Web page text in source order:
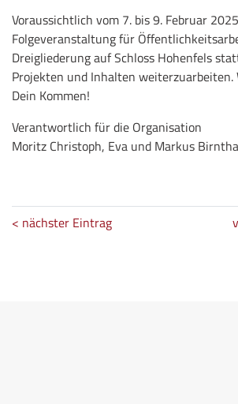
Voraussichtlich vom 7. bis 9. Februar
Folgeveranstaltung für
Dreigliederung auf Schloss Hohenfels
Projekten und Inhalten
Dein Kommen!
Verantwortlich für die Organisation
Moritz Christoph, Eva und Markus
< nächster Eintrag